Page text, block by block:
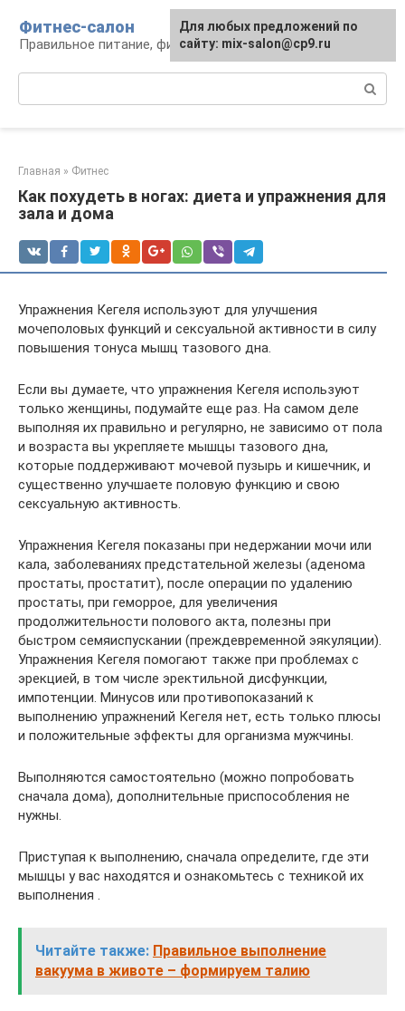
контенту
Фитнес-салон
Правильное питание, фитнес, образ жизни
Главная » Фитнес
Как похудеть в ногах: диета и упражнения для
зала и дома
Упражнения Кегеля используют для улучшения
мочеполовых функций и сексуальной активности в силу
повышения тонуса мышц тазового дна.
Если вы думаете, что упражнения Кегеля используют
только женщины, подумайте еще раз. На самом деле
выполняя их правильно и регулярно, не зависимо от пола
и возраста вы укрепляете мышцы тазового дна,
которые поддерживают мочевой пузырь и кишечник, и
существенно улучшаете половую функцию и свою
сексуальную активность.
Упражнения Кегеля показаны при недержании мочи или
кала, заболеваниях предстательной железы (аденома
простаты, простатит), после операции по удалению
простаты, при геморрое, для увеличения
продолжительности полового акта, полезны при
быстром семяиспускании (преждевременной эякуляции).
Упражнения Кегеля помогают также при проблемах с
эрекцией, в том числе эректильной дисфункции,
импотенции. Минусов или противопоказаний к
выполнению упражнений Кегеля нет, есть только плюсы
и положительные эффекты для организма мужчины.
Выполняются самостоятельно (можно попробовать
сначала дома), дополнительные приспособления не
нужны.
Приступая к выполнению, сначала определите, где эти
мышцы у вас находятся и ознакомьтесь с техникой их
выполнения .
Читайте также: Правильное выполнение
вакуума в животе – формируем талию
Для любых предложений по
сайту: mix-salon@cp9.ru